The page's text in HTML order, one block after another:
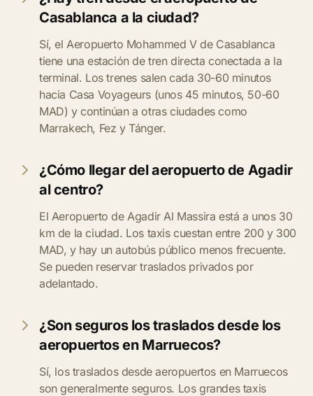
Casablanca a la ciudad?
Sí, el Aeropuerto Mohammed V de Casablanca
tiene una estación de tren directa conectada a la
terminal. Los trenes salen cada 30-60 minutos
hacia Casa Voyageurs (unos 45 minutos, 50-60
MAD) y continúan a otras ciudades como
Marrakech, Fez y Tánger.
¿Cómo llegar del aeropuerto de Agadir
al centro?
El Aeropuerto de Agadir Al Massira está a unos 30
km de la ciudad. Los taxis cuestan entre 200 y 300
MAD, y hay un autobús público menos frecuente.
Se pueden reservar traslados privados por
adelantado.
¿Son seguros los traslados desde los
aeropuertos en Marruecos?
Sí, los traslados desde aeropuertos en Marruecos
son generalmente seguros. Los grandes taxis